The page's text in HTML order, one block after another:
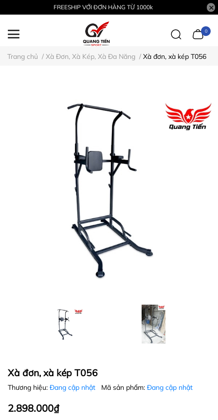
FREESHIP VỚI ĐƠN HÀNG TỪ 1000k
0
Trang chủ / Xà Đơn, Xà Kép, Xà Đa Năng / Xà đơn, xà kép T056
Xà đơn, xà kép T056
Thương hiệu: Đang cập nhật Mã sản phẩm: Đang cập nhật
2.898.000₫